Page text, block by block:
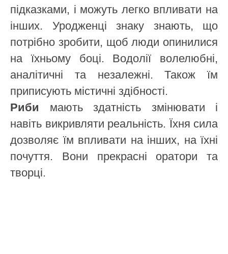
підказками, і можуть легко впливати на
інших. Уродженці знаку знають, що
потрібно зробити, щоб люди опинилися
на їхньому боці. Водолії волелюбні,
аналітичні та незалежні. Також їм
приписують містичні здібності.
Риби мають здатність змінювати і
навіть викривляти реальність. Їхня сила
дозволяє їм впливати на інших, на їхні
почуття. Вони прекрасні оратори та
творці.